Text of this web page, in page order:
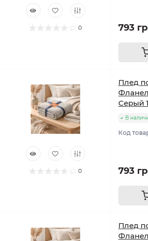
0 793
0
Плед
Серый
В
Код
793
Плед